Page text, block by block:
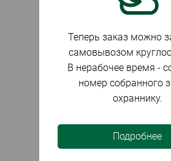
Теперь заказ можно
самовывозом
В нерабочее время -
номер собранного
охраннику.
Подробнее